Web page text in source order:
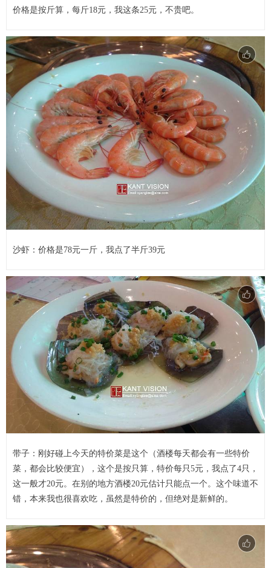
价格是按斤算，每斤18元，我这条25元，不贵吧。
沙虾：价格是78元一斤，我点了半斤39元
带子：刚好碰上今天的特价菜是这个（酒楼每天都会有一些特价
菜，都会比较便宜），这个是按只算，特价每只5元，我点了4只，
这一般才20元。在别的地方酒楼20元估计只能点一个。这个味道不
错，本来我也很喜欢吃，虽然是特价的，但绝对是新鲜的。